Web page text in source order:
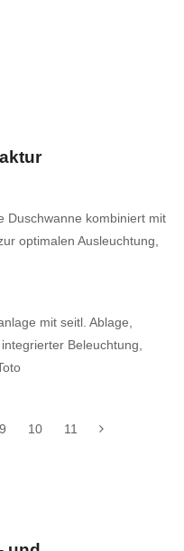
Duschwanne kombiniert mit
optimalen Ausleuchtung,
mit seitl. Ablage,
Beleuchtung,
9 10 11